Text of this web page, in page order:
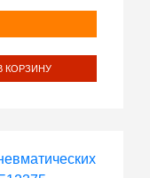
КОРЗИНУ